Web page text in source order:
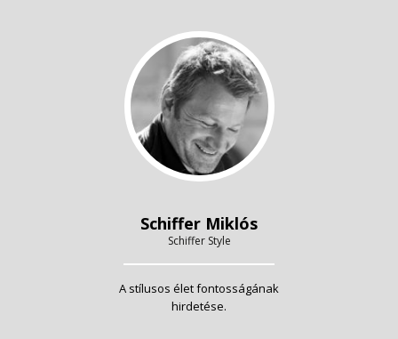
Schiffer Miklós
Schiffer Style
A stílusos élet fontosságának
hirdetése.